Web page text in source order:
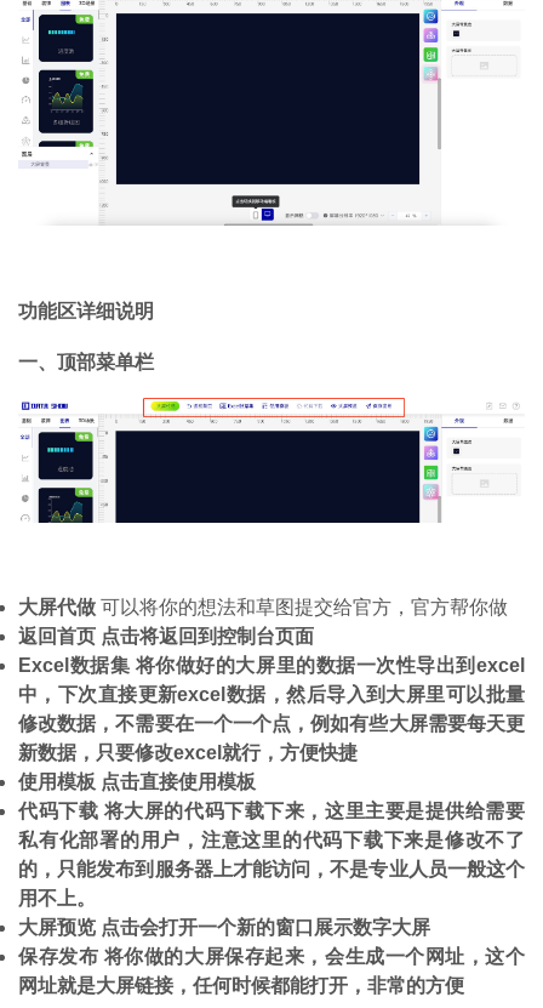
功能区详细说明
一、顶部菜单栏
大屏代做 可以将你的想法和草图提交给官方，官方帮你做
返回首页 点击将返回到控制台页面
Excel数据集 将你做好的大屏里的数据一次性导出到excel
中，下次直接更新excel数据，然后导入到大屏里可以批量
修改数据，不需要在一个一个点，例如有些大屏需要每天更
新数据，只要修改excel就行，方便快捷
使用模板 点击直接使用模板
代码下载 将大屏的代码下载下来，这里主要是提供给需要
私有化部署的用户，注意这里的代码下载下来是修改不了
的，只能发布到服务器上才能访问，不是专业人员一般这个
用不上。
大屏预览 点击会打开一个新的窗口展示数字大屏
保存发布 将你做的大屏保存起来，会生成一个网址，这个
网址就是大屏链接，任何时候都能打开，非常的方便